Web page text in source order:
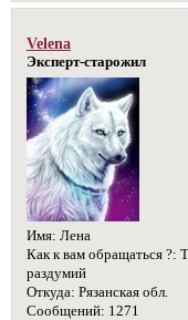
Velena
Эксперт-старожил
Имя: Лена
Как к вам обращаться ?:
раздумий
Откуда: Рязанская обл.
Сообщений: 1271